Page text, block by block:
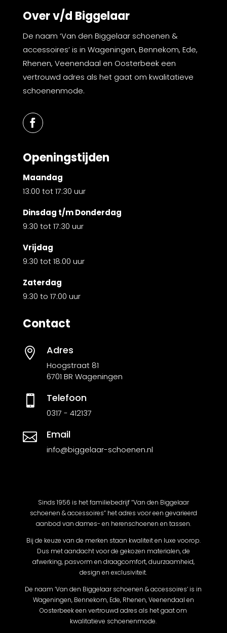
Over v/d Biggelaar
De naam ‘Van den Biggelaar schoenen &
accessoires’ is in Wageningen, Bennekom, Ede,
Rhenen, Veenendaal en Oosterbeek een
vertrouwd adres als het gaat om kwalitatieve
schoenenmode.
Openingstijden
Maandag
13:00 tot 17:30 uur
Dinsdag t/m Donderdag
9:30 tot 17:30 uur
Vrijdag
9:30 tot 18:00 uur
Zaterdag
9:30 to 17:00 uur
Contact
 Adres
Hoogstraat 81
6701 BR Wageningen
 Telefoon
0317 - 412137
 Email
info@biggelaar-schoenen.nl
Sinds 1956 is het familiebedrijf “Van den Biggelaar
schoenen & accessoires” het adres voor een gevarieerd
aanbod van dames- en herenschoenen en tassen.
Bij de keuze van de merken staan kwaliteit en luxe voorop.
Dus met aandacht voor de gekozen materialen, de
afwerking, pasvorm en draagcomfort, duurzaamheid,
design en exclusiviteit.
De naam ‘Van den Biggelaar schoenen & accessoires’ is in
Wageningen, Bennekom, Ede, Rhenen, Veenendaal en
Oosterbeek een vertrouwd adres als het gaat om
kwalitatieve schoenenmode.